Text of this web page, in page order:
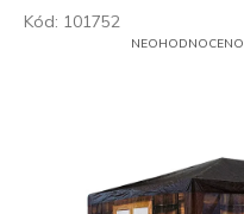
Kód: 101752
PRŮMĚRNÉ
HVĚZDIČEK.
NEOHODNOCENO